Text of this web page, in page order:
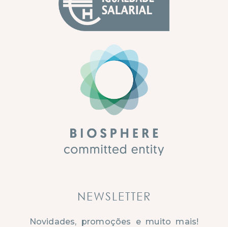
NEWSLETTER
Novidades, promoções e muito mais!